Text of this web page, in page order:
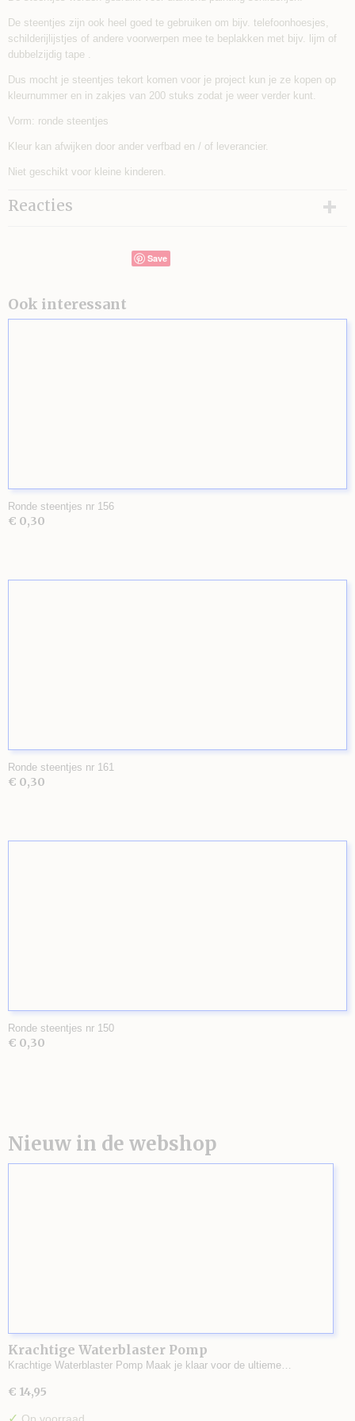
De steentjes zijn ook heel goed te gebruiken om bijv. telefoonhoesjes,
schilderijlijstjes of andere voorwerpen mee te beplakken met bijv. lijm of
dubbelzijdig tape .
Dus mocht je steentjes tekort komen voor je project kun je ze kopen op
kleurnummer en in zakjes van 200 stuks zodat je weer verder kunt.
Vorm: ronde steentjes
Kleur kan afwijken door ander verfbad en / of leverancier.
Niet geschikt voor kleine kinderen.
Reacties
Save
Ook interessant
Ronde steentjes nr 156
€ 0,30
Ronde steentjes nr 161
€ 0,30
Ronde steentjes nr 150
€ 0,30
Nieuw in de webshop
Krachtige Waterblaster Pomp
Krachtige Waterblaster Pomp Maak je klaar voor de ultieme…
€ 14,95
✓